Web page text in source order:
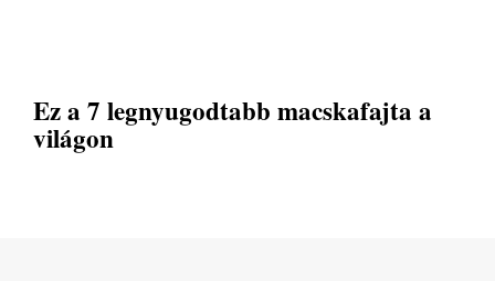
Ez a 7 legnyugodtabb macskafajta a
világon